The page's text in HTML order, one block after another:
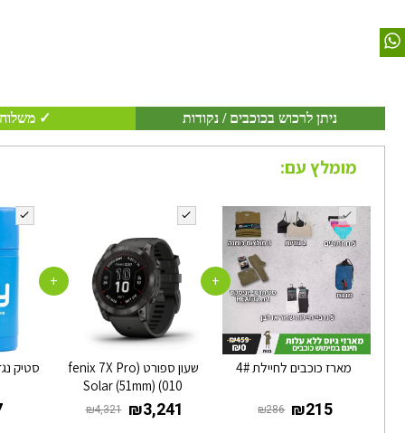
ניתן לרכוש בכוכבים / נקודות ✓ משלוח
מומלץ עם:
מארז כוכבים לחיילת 4#
‏286 ₪
+
שעון ספורט (fenix 7X Pro
Solar (51mm) (010
‏4,321 ₪
+
סטיק